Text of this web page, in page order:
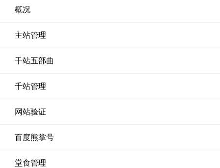
概况
主站管理
千站五部曲
千站管理
网站验证
百度熊掌号
堂食管理